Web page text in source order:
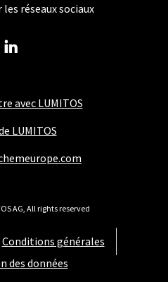
avec LUMITOS
LUMITOS
Conditions générales
des données
réseaux sociaux
AG, All rights reserved